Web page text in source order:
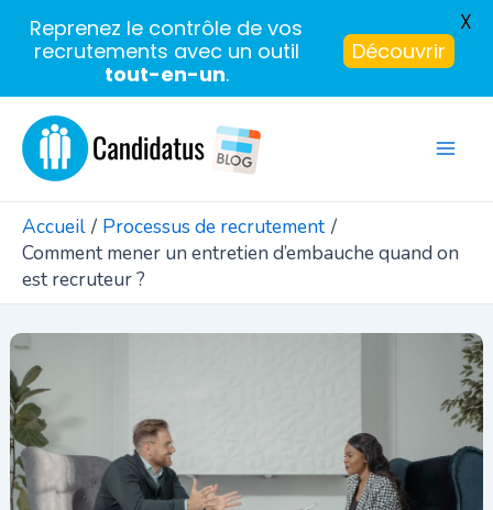
Aller
contenu
Accueil
Processus de recrutement
Comment mener un entretien d’embauche quand on
est recruteur ?
Reprenez le contrôle de vos
recrutements avec un outil
tout-en-un.
Découvrir
X